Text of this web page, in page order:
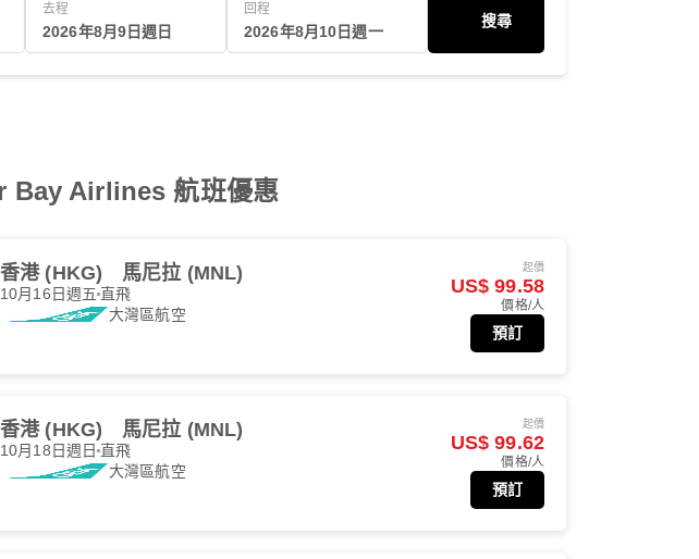
去程
2026年8月9日週日
回程
2026年8月10日週一
搜尋
Bay Airlines 航班優惠
香港 (HKG) 馬尼拉 (MNL)
10月16日週五 直飛
大灣區航空
起價
US$ 99.58
價格/人
預訂
香港 (HKG) 馬尼拉 (MNL)
10月18日週日 直飛
大灣區航空
起價
US$ 99.62
價格/人
預訂